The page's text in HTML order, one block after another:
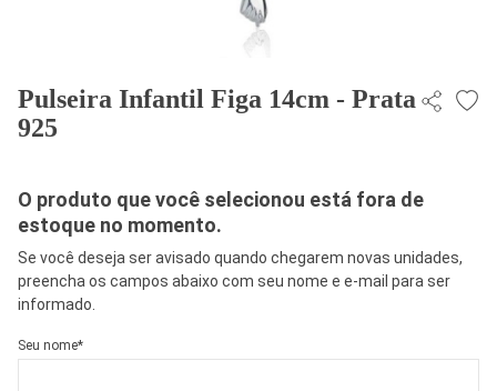
Pulseira Infantil Figa 14cm - Prata
925
O produto que você selecionou está fora de
estoque no momento.
Se você deseja ser avisado quando chegarem novas unidades,
preencha os campos abaixo com seu nome e e-mail para ser
informado.
Seu nome*